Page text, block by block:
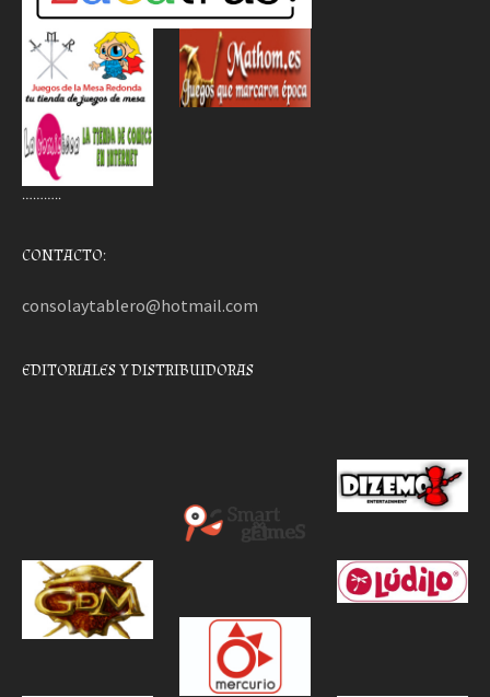
………..
CONTACTO:
consolaytablero@hotmail.com
EDITORIALES Y DISTRIBUIDORAS